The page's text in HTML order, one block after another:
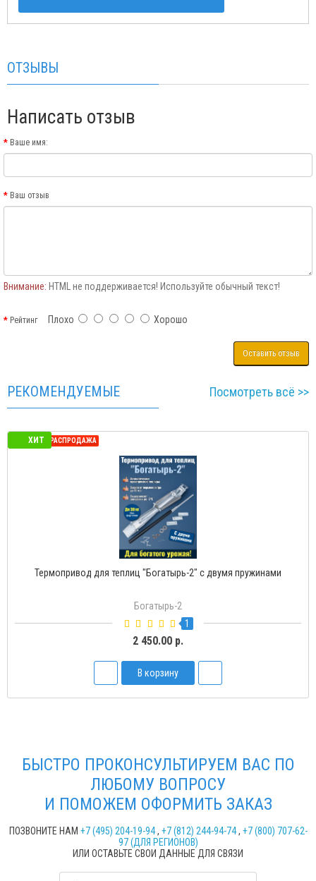
ОТЗЫВЫ
Написать отзыв
Ваше имя:
Ваш отзыв
Внимание: HTML не поддерживается! Используйте обычный текст!
РейтингПлохо Хорошо
Оставить отзыв
РЕКОМЕНДУЕМЫЕ Посмотреть всё >>
ХИТ
СЕЗОННАЯ РАСПРОДАЖА
Термопривод для теплиц "Богатырь-2" с двумя пружинами
Богатырь-2
1
2 450.00 р.
В корзину
БЫСТРО ПРОКОНСУЛЬТИРУЕМ ВАС ПО
ЛЮБОМУ ВОПРОСУ
И ПОМОЖЕМ ОФОРМИТЬ ЗАКАЗ
ПОЗВОНИТЕ НАМ +7 (495) 204-19-94, +7 (812) 244-94-74, +7 (800) 707-62-
97 (ДЛЯ РЕГИОНОВ)
ИЛИ ОСТАВЬТЕ СВОИ ДАННЫЕ ДЛЯ СВЯЗИ